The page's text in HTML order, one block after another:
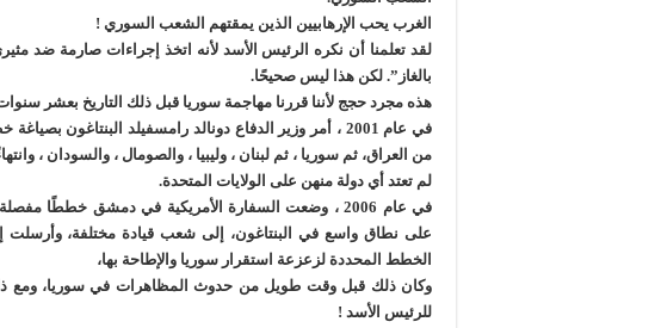
الغرب يحب الإرهابيين الذين يمقتهم الشعب السوري !
بالغاز”. لكن هذا ليس صحيحًا.
هذه مجرد حجج لأننا قررنا مهاجمة سوريا قبل ذلك التاريخ بعشر
في عام 2001 ، أمر وزير الدفاع دونالد رامسفيلد
من العراق، ثم سوريا ، ثم لبنان ، وليبيا ، والصومال ، والسودان ،
لم تعتد أي دولة منهن على الولايات المتحدة.
في عام 2006 ، وضعت السفارة الأمريكية في دمشق خططًا
على نطاق واسع في البنتاغون، إلى شعب قيادة مختلفة، وأرسلت
الخطط المحددة لزعزعة استقرار سوريا والإطاحة بها،
وكان ذلك قبل وقت طويل من حدوث المظاهرات في سوريا، ومع
للرئيس الأسد !